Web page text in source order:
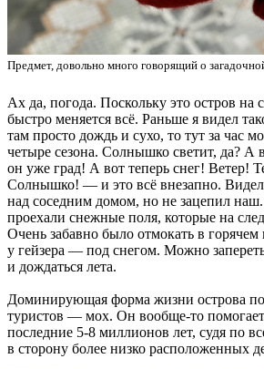
Предмет, довольно много говорящий о
Ах да, погода. Поскольку это остров на
быстро меняется всё. Раньше я видел
там просто дождь и сухо, то тут за час
четыре сезона. Солнышко светит, да? А
он уже град! А вот теперь снег! Ветер!
Солнышко! — и это всё внезапно.
над соседним домом, но не зацепил
проехали снежные поля, которые на
Очень забавно было отмокать в
у гейзера — под снегом. Можно
и дождаться лета.
Доминирующая форма жизни острова
туристов — мох. Он вообще-то помогает
последние 5-8 миллионов лет, судя по
в сторону более низко расположенных